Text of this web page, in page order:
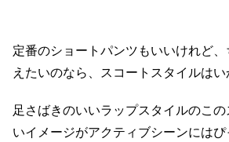
定番のショートパンツもいいけれど
えたいのなら、スコートスタイルは
足さばきのいいラップスタイルのこ
いイメージがアクティブシーンには